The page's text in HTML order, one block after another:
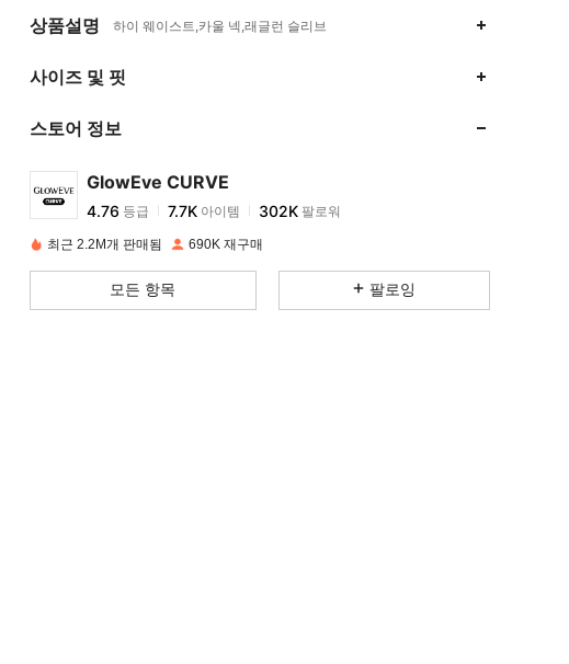
상품설명 하이 웨이스트,카울 넥,래글런 슬리브
사이즈 및 핏
스토어 정보
GlowEve CURVE
4.76
4.76등급 7.7K 아이템
b***2 이(가)하루 전에지불됨
최근 2.2M개 판매됨 690K 재구매
모든 항목 팔로잉